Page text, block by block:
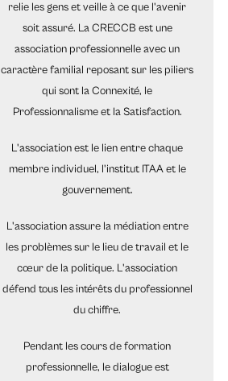
relie les gens et veille à ce que l'avenir
soit assuré. La CRECCB est une
association professionnelle avec un
caractère familial reposant sur les piliers
qui sont la Connexité, le
Professionnalisme et la Satisfaction.
L'association est le lien entre chaque
membre individuel, l'institut ITAA et le
gouvernement.
L'association assure la médiation entre
les problèmes sur le lieu de travail et le
cœur de la politique. L'association
défend tous les intérêts du professionnel
du chiffre.
Pendant les cours de formation
professionnelle, le dialogue est